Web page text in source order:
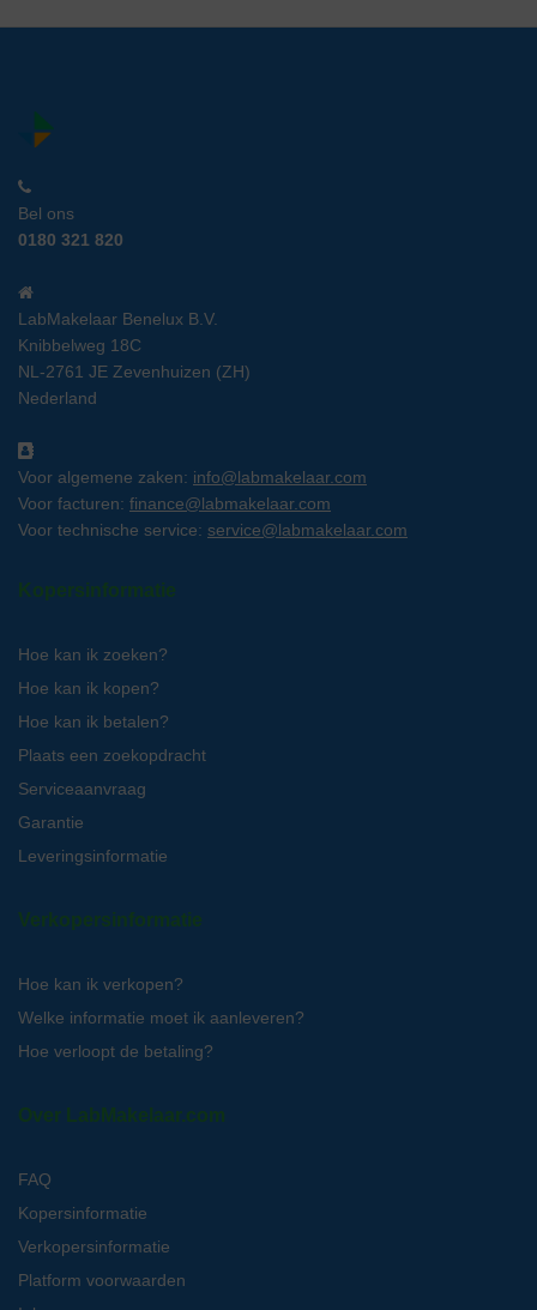
Bel ons
0180 321 820
LabMakelaar Benelux B.V.
Knibbelweg 18C
NL-2761 JE Zevenhuizen (ZH)
Nederland
Voor algemene zaken: info@labmakelaar.com
Voor facturen: finance@labmakelaar.com
Voor technische service: service@labmakelaar.com
Kopersinformatie
Hoe kan ik zoeken?
Hoe kan ik kopen?
Hoe kan ik betalen?
Plaats een zoekopdracht
Serviceaanvraag
Garantie
Leveringsinformatie
Verkopersinformatie
Hoe kan ik verkopen?
Welke informatie moet ik aanleveren?
Hoe verloopt de betaling?
Over LabMakelaar.com
FAQ
Kopersinformatie
Verkopersinformatie
Platform voorwaarden